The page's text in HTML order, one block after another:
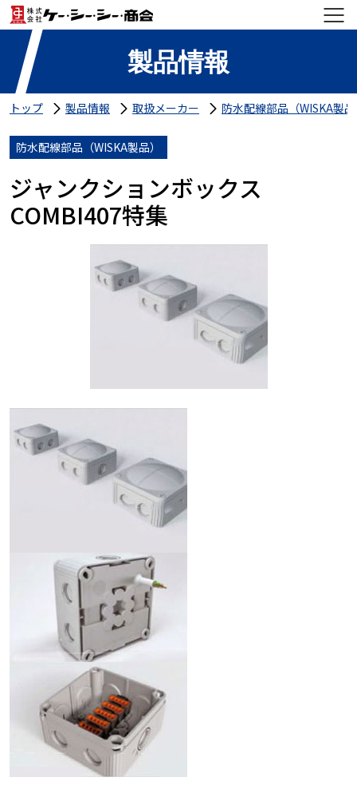
製品情報
トップ 製品情報 取扱メーカー 防水配線部品（WISKA製
防水配線部品（WISKA製品）
ジャンクションボックス
COMBI407特集